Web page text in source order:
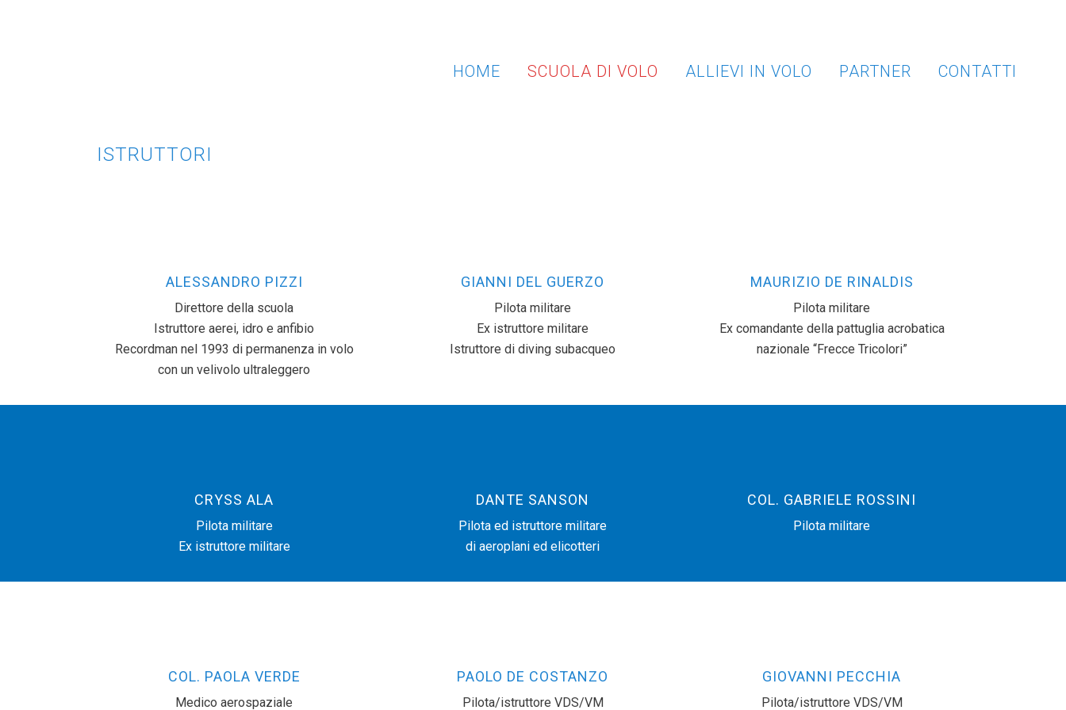
HOME SCUOLA DI VOLO ALLIEVI IN VOLO PARTNER CONTATTI
ISTRUTTORI
ALESSANDRO PIZZI
Direttore della scuola
Istruttore aerei, idro e anfibio
Recordman nel 1993 di permanenza in volo
con un velivolo ultraleggero
GIANNI DEL GUERZO
Pilota militare
Ex istruttore militare
Istruttore di diving subacqueo
MAURIZIO DE RINALDIS
Pilota militare
Ex comandante della pattuglia acrobatica
nazionale “Frecce Tricolori”
CRYSS ALA
Pilota militare
Ex istruttore militare
DANTE SANSON
Pilota ed istruttore militare
di aeroplani ed elicotteri
COL. GABRIELE ROSSINI
Pilota militare
COL. PAOLA VERDE
Medico aerospaziale
PAOLO DE COSTANZO
Pilota/istruttore VDS/VM
GIOVANNI PECCHIA
Pilota/istruttore VDS/VM